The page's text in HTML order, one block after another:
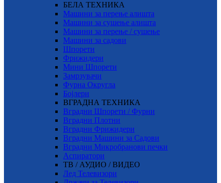
БЕЛА ТЕХНИКА
Машини за перење алишта
Машини за сушење алишта
Машини за перење / сушење
Машини за садови
Шпорети
Фрижидери
Мини Шпорети
Замрзувачи
Фурна Округла
Бојлери
ВГРАДНА ТЕХНИКА
Вградни Шпорети / Фурни
Вградни Плотни
Вградни Фрижидери
Вградни Машини за Садови
Вградни Микробранови печки
Аспиратори
ТВ / АУДИО / ВИДЕО
Лед Телевизори